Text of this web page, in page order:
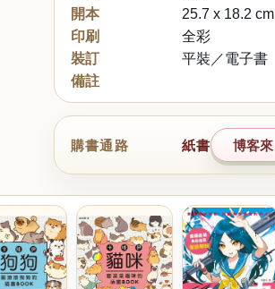
開本
25.7 x 18.2 cm
印刷
全彩
裝訂
平裝／電子書
備註
購書通路 紙書 博客來